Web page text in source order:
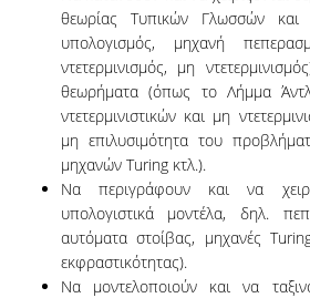
ΑΚΑΔΗΜΑΪΚΟΙ
ΠΙΣΤΟΠΟΙΗΣΗ
ΕΠΑΡΚΕΙΑΣ
ERASMUS+
ΜΕΤΑΠΤΥΧΙΑΚΕΣ ΣΠΟΥΔΕΣ
ΜΕΤΑΠΤΥΧΙΑΚΑ
ΠΜΣ ΣΤΗΝ ΕΠΙΣΤΗΜΗ
θεωρίας Τυπικών Γλωσσών και
υπολογισμός, μηχανή
ντετερμινισμός, μη
θεωρήματα (όπως το Λήμμα
ντετερμινιστικών και μη
μη επιλυσιμότητα του
μηχανών Turing κτλ.).
Να περιγράφουν και να
υπολογιστικά μοντέλα, δηλ.
αυτόματα στοίβας, μηχανές
εκφραστικότητας).
Να μοντελοποιούν και να